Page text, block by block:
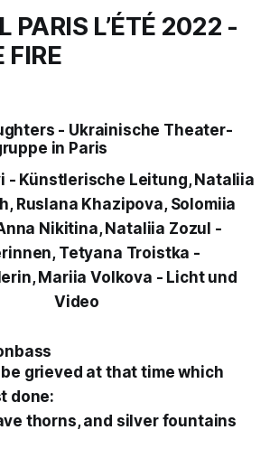
PARIS L’ÉTÉ 2022 -
FIRE
- Ukrainische Theater-
in Paris
- Künstlerische Leitung, Nataliia
Ruslana Khazipova, Solomiia
Nikitina, Nataliia Zozul -
Tetyana Troistka -
Mariia Volkova - Licht und
Video
be grieved at that time which
done:
thorns, and silver fountains